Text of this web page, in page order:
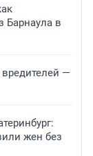
Барнаула в
—
жен без